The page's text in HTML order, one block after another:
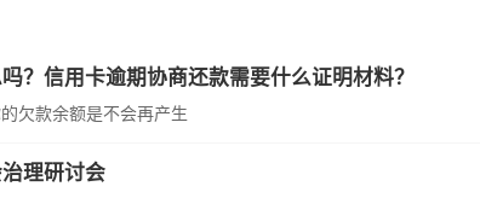
？信用卡逾期协商还款需要什么证明材料？
欠款余额是不会再产生
理研讨会